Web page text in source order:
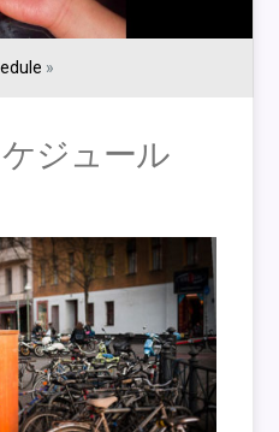
»
ジュール